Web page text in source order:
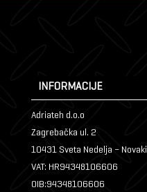
INFORMACIJE
Adriateh d.o.o
Zagrebačka ul. 2
10431 Sveta Nedelja – Novaki
VAT: HR94348106606
OIB:94348106606